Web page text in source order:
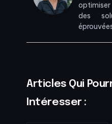
optimiser
des
Articles Qui
Intéresser :